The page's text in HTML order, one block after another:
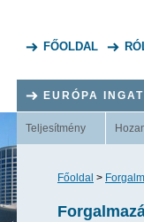
FŐOLDAL
EURÓPA
Teljesítmény
Főoldal >